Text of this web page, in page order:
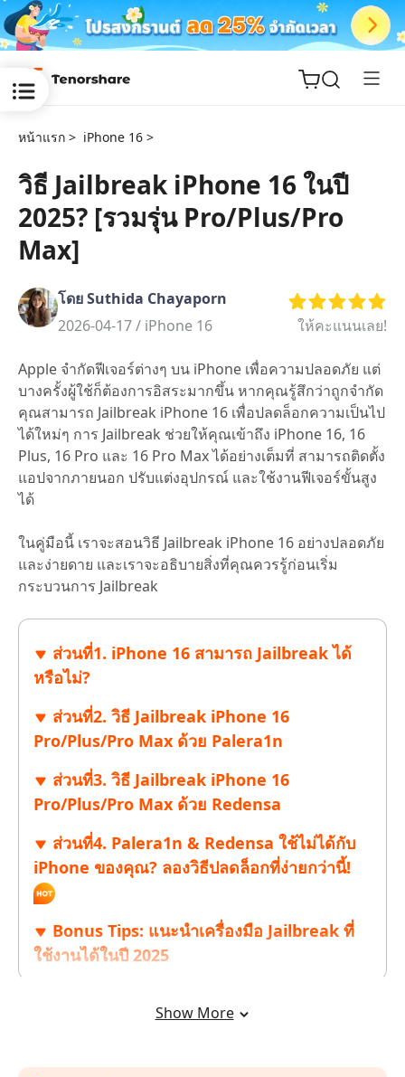
ReiBoot
for iOS
Tenorshare
PDNob
New
หน้าแรก > iPhone 16 >
วิธี Jailbreak iPhone 16 ในปี
2025? [รวมรุ่น Pro/Plus/Pro
Max]
โดย Suthida Chayaporn
2026-04-17 / iPhone 16 ให้คะแนนเลย!
Apple จำกัดฟีเจอร์ต่างๆ บน iPhone เพื่อความปลอดภัย แต่
บางครั้งผู้ใช้ก็ต้องการอิสระมากขึ้น หากคุณรู้สึกว่าถูกจำกัด
คุณสามารถ Jailbreak iPhone 16 เพื่อปลดล็อกความเป็นไป
ได้ใหม่ๆ การ Jailbreak ช่วยให้คุณเข้าถึง iPhone 16, 16
Plus, 16 Pro และ 16 Pro Max ได้อย่างเต็มที่ สามารถติดตั้ง
แอปจากภายนอก ปรับแต่งอุปกรณ์ และใช้งานฟีเจอร์ขั้นสูง
ได้
ในคู่มือนี้ เราจะสอนวิธี Jailbreak iPhone 16 อย่างปลอดภัย
และง่ายดาย และเราจะอธิบายสิ่งที่คุณควรรู้ก่อนเริ่ม
กระบวนการ Jailbreak
ส่วนที่1. iPhone 16 สามารถ Jailbreak ได้
หรือไม่?
ส่วนที่2. วิธี Jailbreak iPhone 16
Pro/Plus/Pro Max ด้วย Palera1n
ส่วนที่3. วิธี Jailbreak iPhone 16
Pro/Plus/Pro Max ด้วย Redensa
ส่วนที่4. Palera1n & Redensa ใช้ไม่ได้กับ
iPhone ของคุณ? ลองวิธีปลดล็อกที่ง่ายกว่านี้!
Bonus Tips: แนะนำเครื่องมือ Jailbreak ที่
ใช้งานได้ในปี 2025
ต้องการ JailbreakShow More